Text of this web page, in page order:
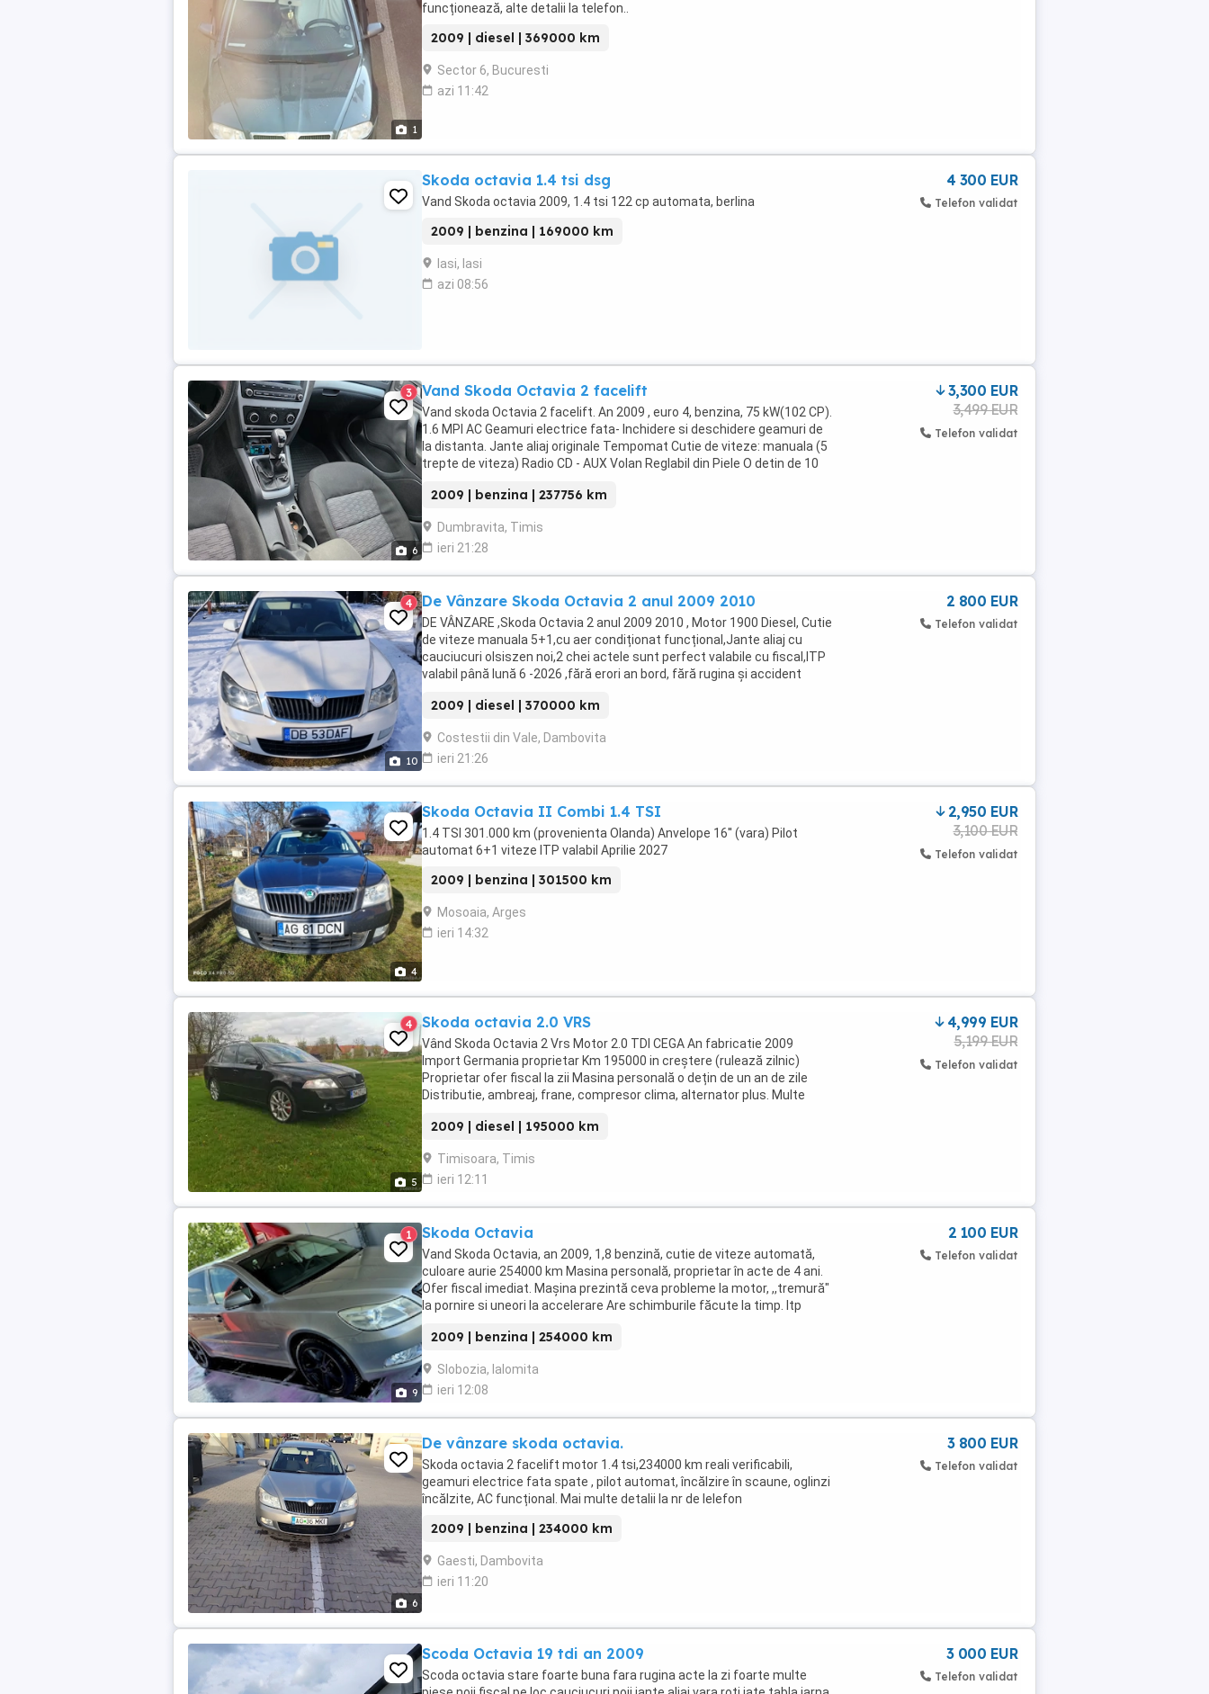
1
funcționează, alte detalii la telefon..
2009 | diesel | 369000 km
Sector 6, Bucuresti
azi 11:42
Skoda octavia 1.4 tsi dsg
Vand Skoda octavia 2009, 1.4 tsi 122 cp automata, berlina
2009 | benzina | 169000 km
Iasi, Iasi
azi 08:56
4 300 EUR
Telefon validat
6
3 Vand Skoda Octavia 2 facelift
Vand skoda Octavia 2 facelift. An 2009 , euro 4, benzina, 75 kW(102 CP).
1.6 MPI AC Geamuri electrice fata- Inchidere si deschidere geamuri de
la distanta. Jante aliaj originale Tempomat Cutie de viteze: manuala (5
trepte de viteza) Radio CD - AUX Volan Reglabil din Piele O detin de 10
2009 | benzina | 237756 km
Dumbravita, Timis
ieri 21:28
3,300 EUR
3,499 EUR
Telefon validat
10
4 De Vânzare Skoda Octavia 2 anul 2009 2010
DE VÂNZARE ,Skoda Octavia 2 anul 2009 2010 , Motor 1900 Diesel, Cutie
de viteze manuala 5+1,cu aer condiționat funcțional,Jante aliaj cu
cauciucuri olsiszen noi,2 chei actele sunt perfect valabile cu fiscal,ITP
valabil până lună 6 -2026 ,fără erori an bord, fără rugina și accident
2009 | diesel | 370000 km
Costestii din Vale, Dambovita
ieri 21:26
2 800 EUR
Telefon validat
4
Skoda Octavia II Combi 1.4 TSI
1.4 TSI 301.000 km (provenienta Olanda) Anvelope 16'' (vara) Pilot
automat 6+1 viteze ITP valabil Aprilie 2027
2009 | benzina | 301500 km
Mosoaia, Arges
ieri 14:32
2,950 EUR
3,100 EUR
Telefon validat
5
4 Skoda octavia 2.0 VRS
Vând Skoda Octavia 2 Vrs Motor 2.0 TDI CEGA An fabricatie 2009
Import Germania proprietar Km 195000 in creștere (rulează zilnic)
Proprietar ofer fiscal la zii Masina personală o dețin de un an de zile
Distributie, ambreaj, frane, compresor clima, alternator plus. Multe
2009 | diesel | 195000 km
Timisoara, Timis
ieri 12:11
4,999 EUR
5,199 EUR
Telefon validat
9
1 Skoda Octavia
Vand Skoda Octavia, an 2009, 1,8 benzină, cutie de viteze automată,
culoare aurie 254000 km Masina personală, proprietar în acte de 4 ani.
Ofer fiscal imediat. Mașina prezintă ceva probleme la motor, ,,tremură"
la pornire si uneori la accelerare Are schimburile făcute la timp. Itp
2009 | benzina | 254000 km
Slobozia, Ialomita
ieri 12:08
2 100 EUR
Telefon validat
6
De vânzare skoda octavia.
Skoda octavia 2 facelift motor 1.4 tsi,234000 km reali verificabili,
geamuri electrice fata spate , pilot automat, încălzire în scaune, oglinzi
încălzite, AC funcțional. Mai multe detalii la nr de lelefon
2009 | benzina | 234000 km
Gaesti, Dambovita
ieri 11:20
3 800 EUR
Telefon validat
Scoda Octavia 19 tdi an 2009
Scoda octavia stare foarte buna fara rugina acte la zi foarte multe
3 000 EUR
Telefon validat